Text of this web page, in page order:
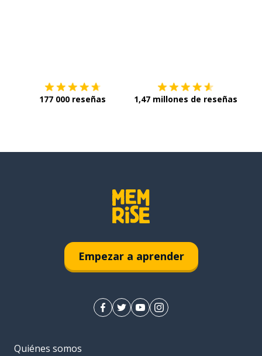
177 000 reseñas 1,47 millones de reseñas
Empezar a aprender
Quiénes somos